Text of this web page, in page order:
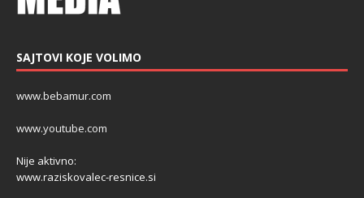
SAJTOVI KOJE VOLIMO
www.bebamur.com
www.youtube.com
Nije aktivno:
www.raziskovalec-resnice.si